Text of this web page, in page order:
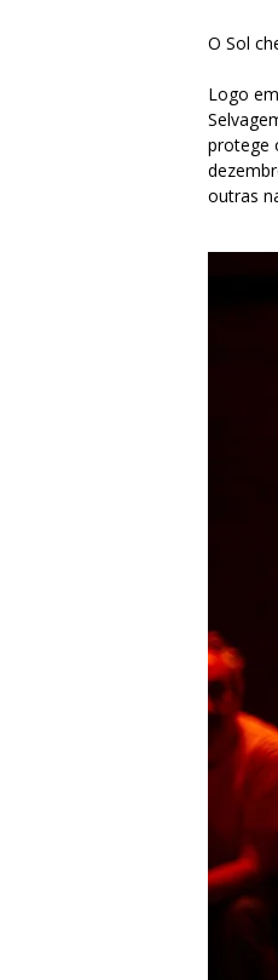
O Sol
Logo
protege
outras